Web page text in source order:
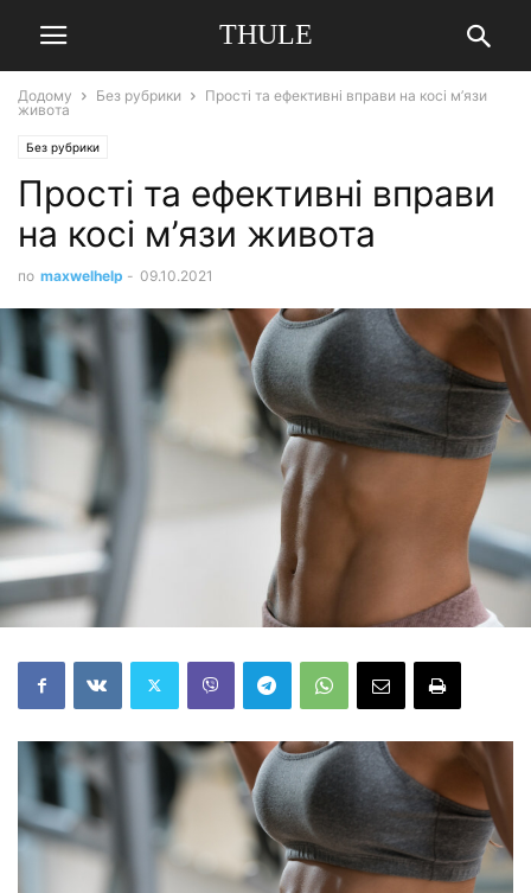
THULE
Додому Без рубрики
Прості та ефективні вправи на косі м’язи
живота
Без рубрики
Прості та ефективні вправи
на косі м’язи живота
по maxwelhelp - 09.10.2021